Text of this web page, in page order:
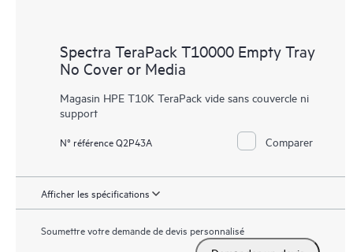
Spectra TeraPack T10000 Empty Tray
No Cover or Media
Magasin HPE T10K TeraPack vide sans couvercle ni
support
N° référence Q2P43A Comparer
Afficher les spécifications
Soumettre votre demande de devis personnalisé